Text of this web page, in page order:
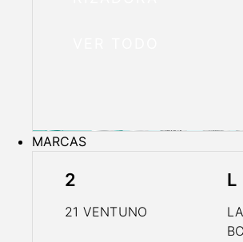
MARCAS
2
21 VENTUNO
L